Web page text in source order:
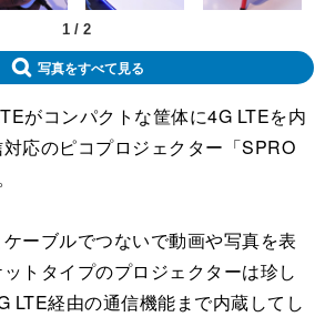
1 / 2
写真をすべて見る
がコンパクトな筐体に4G LTEを内
応のピコプロジェクター「SPRO
ーブルでつないで動画や写真を表
トタイプのプロジェクターは珍し
LTE経由の通信機能まで内蔵してし